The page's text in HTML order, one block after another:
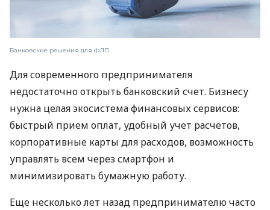
Банковские решения для ФЛП
Для современного предпринимателя
недостаточно открыть банковский счет. Бизнесу
нужна целая экосистема финансовых сервисов:
быстрый прием оплат, удобный учет расчетов,
корпоративные карты для расходов, возможность
управлять всем через смартфон и
минимизировать бумажную работу.
Еще несколько лет назад предпринимателю часто